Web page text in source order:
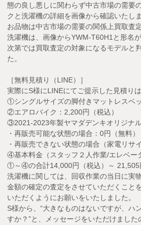
態の良し悪しに関わらず中古市場の需要
クと洗濯機の詳細を画像から確認いたし
お品物は中古市場の需要の関係上買取査
洗濯機は、画像からYWM-T60H1と形名
次第では買取査定の対象になるモデルと
た。
［無料見積り（LINE）］
実際にS様にLINEにてご提示した見積り
①シングルサイズの脚付きマットレスベ
②エアロバイク：2,200円（税込）
③2021-2023年製ヤマダデンキオリジナ
・再販売可能な状態の場合：0円（無料
・再販売できない状態の場合（家電リサ
④基本料金（スタッフ２人作業/エレベー
①～④の合計14,000円（税込）～ 21,505
洗濯機に関しては、回収作業の当日に実
金額の確定の査定をさせていただくこと
いただくようにお願いをいたしました。
S様から、“大きなものはないですが、ハ
すか？”と、メッセージをいただけまし